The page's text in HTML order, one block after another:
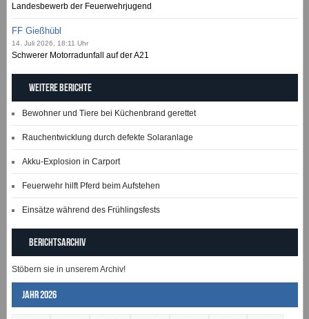
Landesbewerb der Feuerwehrjugend
FF Gießhübl
14. Juli 2026, 18:11 Uhr
Schwerer Motorradunfall auf der A21
Weitere Berichte
Bewohner und Tiere bei Küchenbrand gerettet
Rauchentwicklung durch defekte Solaranlage
Akku-Explosion in Carport
Feuerwehr hilft Pferd beim Aufstehen
Einsätze während des Frühlingsfests
Berichtsarchiv
Stöbern sie in unserem Archiv!
Jahr 2026